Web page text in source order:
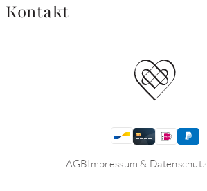
Kontakt
AGBImpressum & Datenschutz